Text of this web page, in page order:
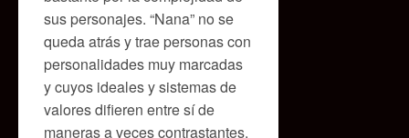
sus personajes. “Nana” no se
queda atrás y trae personas con
personalidades muy marcadas
y cuyos ideales y sistemas de
valores difieren entre sí de
maneras a veces contrastantes.